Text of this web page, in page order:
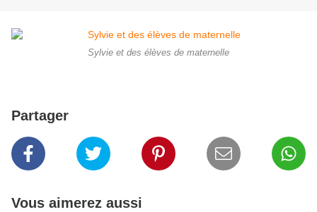
Sylvie et des élèves de maternelle
Partager
Vous aimerez aussi